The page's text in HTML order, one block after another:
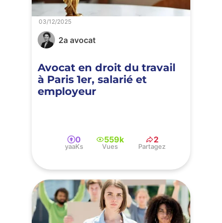
2a avocat
Avocat en droit du travail
à Paris 1er, salarié et
employeur
03/12/2025
0
yaaKs
559k
Vues
2
Partagez